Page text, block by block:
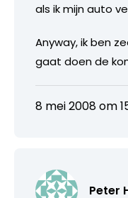
als ik mijn auto
Anyway, ik ben
gaat doen de
8 mei 2008 om
Peter